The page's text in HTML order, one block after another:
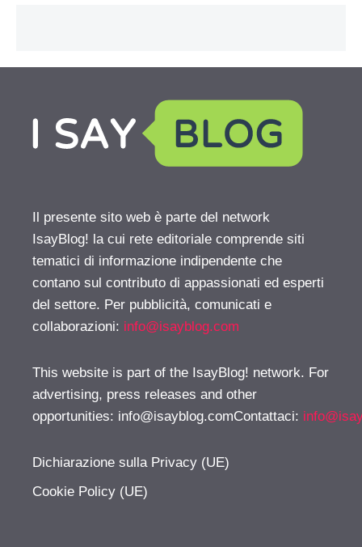
Il presente sito web è parte del network
IsayBlog! la cui rete editoriale comprende siti
tematici di informazione indipendente che
contano sul contributo di appassionati ed esperti
del settore. Per pubblicità, comunicati e
collaborazioni: info@isayblog.com
This website is part of the IsayBlog! network. For
advertising, press releases and other
opportunities: info@isayblog.comContattaci:
Dichiarazione sulla Privacy (UE)
Cookie Policy (UE)